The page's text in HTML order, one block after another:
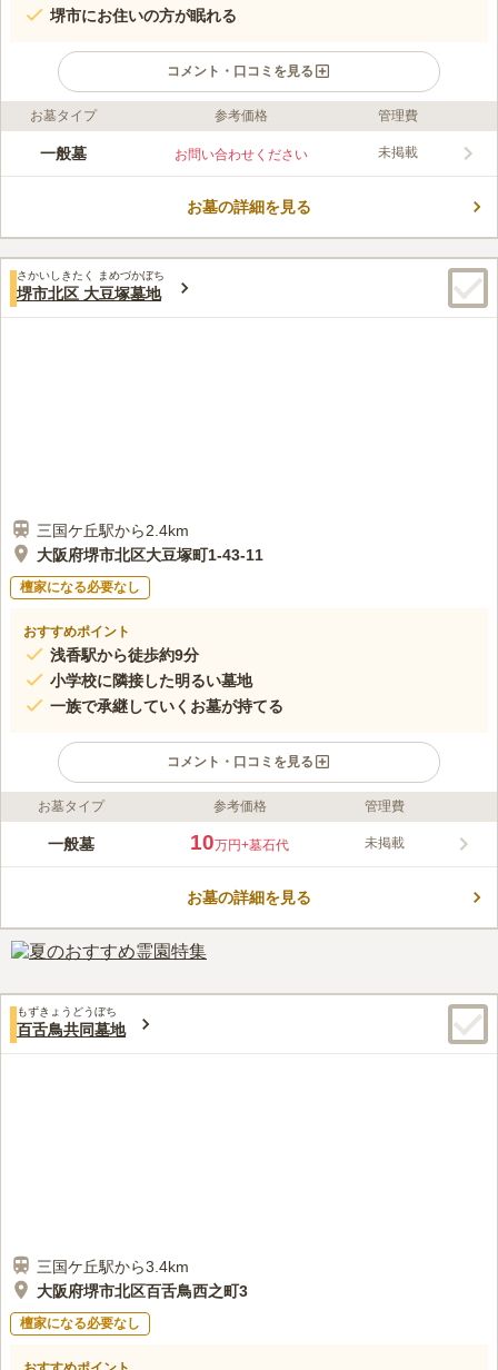
堺市にお住いの方が眠れる
コメント・口コミを見る
ライフドット編集部のコメント
堺市立斎場墓地は、火葬場と斎場を完備した充実した施設と設備
た公園があり、訪れる人の目を楽しませてくれます。 堺市にお
口コミ評価
みんなの評価
30代男性
自宅から徒歩で5分程の場所に花屋やお供え物が購入できるスー
お墓タイプ 参考価格 管理費
一般墓 お問い合わせください 未掲載
お墓の詳細を見る
さかいしきたく まめづかぼち
堺市北区 大豆塚墓地
三国ケ丘駅から2.4km
大阪府堺市北区大豆塚町1-43-11
檀家になる必要なし
おすすめポイント
浅香駅から徒歩約9分
小学校に隣接した明るい墓地
一族で承継していくお墓が持てる
コメント・口コミを見る
ライフドット編集部のコメント
JR阪和線「浅香駅」から徒歩約9分、「堺市駅」から徒歩約13分
で、歩きやすくなっています。尚、仁徳天皇陵までは車で約13
に寄ってみてもよいでしょう。
口コミ評価
お墓タイプ 参考価格 管理費
一般墓 10万円+墓石代 未掲載
お墓の詳細を見る
もずきょうどうぼち
百舌鳥共同墓地
三国ケ丘駅から3.4km
大阪府堺市北区百舌鳥西之町3
檀家になる必要なし